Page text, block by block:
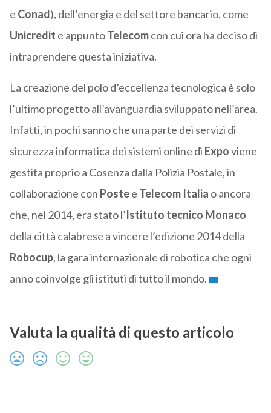
e Conad), dell’energia e del settore bancario, come
Unicredit e appuntoTelecomcon cui ora ha deciso di
intraprendere questa iniziativa.
La creazione del polo d’eccellenza tecnologica è solo
l’ultimo progetto all’avanguardia sviluppato nell’area.
Infatti, in pochi sanno che una parte dei servizi di
sicurezza informatica dei sistemi online di Expoviene
gestita proprio a Cosenza dalla Polizia Postale, in
collaborazione con Postee Telecom Italia o ancora
che, nel 2014, era stato l’Istituto tecnico Monaco
della città calabrese a vincere l’edizione 2014 della
Robocup, la gara internazionale di robotica che ogni
anno coinvolge gli istituti di tutto il mondo.
Valuta la qualità di questo articolo